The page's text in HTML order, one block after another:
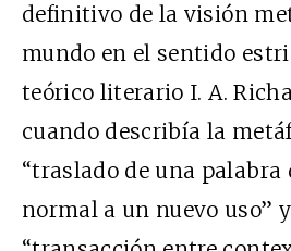
definitivo de la visión
mundo en el sentido
teórico literario I. A.
cuando describía la
“traslado de una palabra
normal a un nuevo uso”